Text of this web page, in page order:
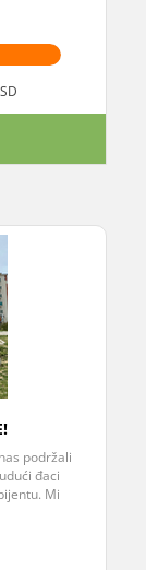
podržali
đaci
Mi